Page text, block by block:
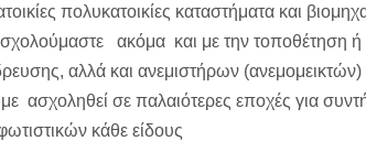
πολυκατοικίες καταστήματα και
ακόμα και με την τοποθέτηση
αλλά και ανεμιστήρων (ανεμομεικτών)
ασχοληθεί σε παλαιότερες εποχές για
κάθε είδους